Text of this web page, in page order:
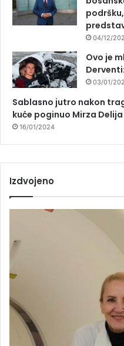
04/12/
Ovo je
03/01/
Sablasno jutro nakon
kuće poginuo Mirza
16/01/2024
Izdvojeno